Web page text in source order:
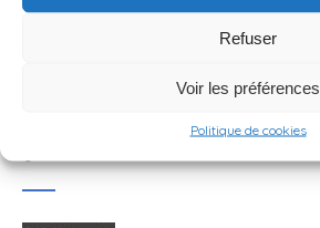
Refuser
Voir les préférences
Politique de cookies